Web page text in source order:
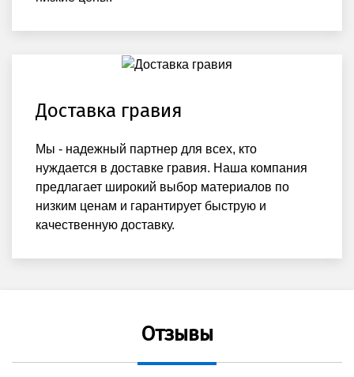
Доставка гравия
Мы - надежный партнер для всех, кто
нуждается в доставке гравия. Наша компания
предлагает широкий выбор материалов по
низким ценам и гарантирует быструю и
качественную доставку.
Отзывы